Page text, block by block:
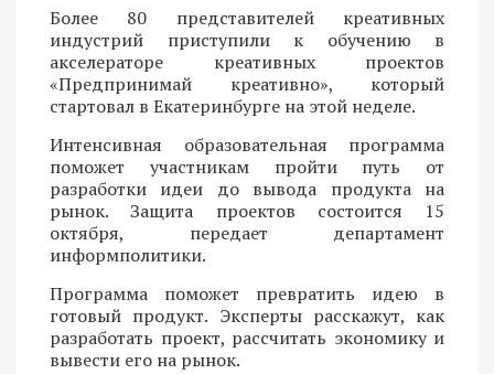
Более 80 представителей креативных
индустрий приступили к обучению в
акселераторе креативных проектов
«Предпринимай креативно», который
стартовал в Екатеринбурге на этой неделе.
Интенсивная образовательная программа
поможет участникам пройти путь от
разработки идеи до вывода продукта на
рынок. Защита проектов состоится 15
октября, передает департамент
информполитики.
Программа поможет превратить идею в
готовый продукт. Эксперты расскажут, как
разработать проект, рассчитать экономику и
вывести его на рынок.